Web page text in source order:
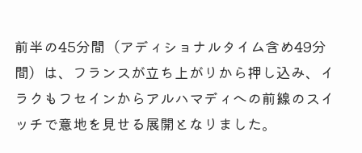
前半の45分間（アディショナルタイム含め49分
間）は、フランスが立ち上がりから押し込み、イ
ラクもフセインからアルハマディへの前線のスイ
ッチで意地を見せる展開となりました。